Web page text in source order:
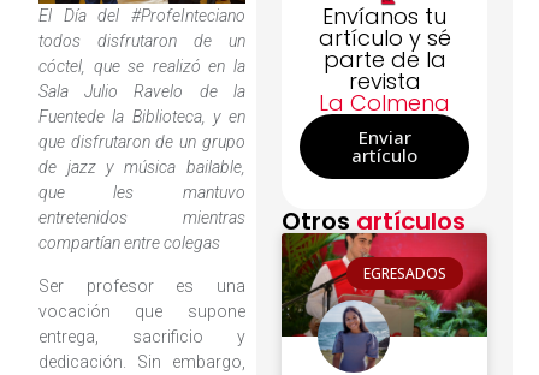
El Día del #ProfeInteciano
todos disfrutaron de un
cóctel, que se realizó en la
Sala Julio Ravelo de la
Fuentede la Biblioteca, y en
que disfrutaron de un grupo
de jazz y música bailable,
que les mantuvo
entretenidos mientras
compartían entre colegas
Ser profesor es una
vocación que supone
entrega, sacrificio y
dedicación. Sin embargo,
Envíanos tu
artículo y sé
parte de la
revista
La Colmena
Enviar
artículo
Otros artículos
EGRESADOS